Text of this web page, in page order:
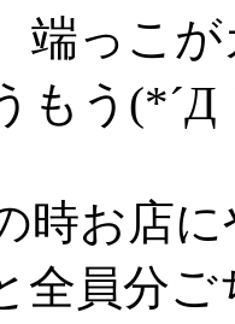
端っこ
もう(*´Д
時お店
全員分